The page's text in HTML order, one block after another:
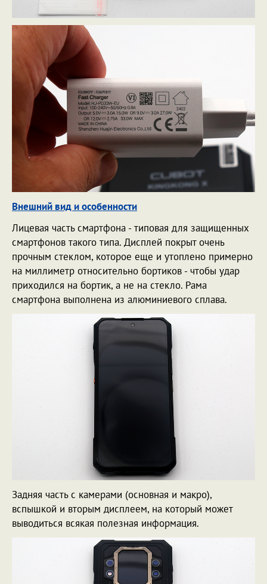
Внешний вид и особенности
Лицевая часть смартфона - типовая для защищенных
смартфонов такого типа. Дисплей покрыт очень
прочным стеклом, которое еще и утоплено примерно
на миллиметр относительно бортиков - чтобы удар
приходился на бортик, а не на стекло. Рама
смартфона выполнена из алюминиевого сплава.
Задняя часть с камерами (основная и макро),
вспышкой и вторым дисплеем, на который может
выводиться всякая полезная информация.